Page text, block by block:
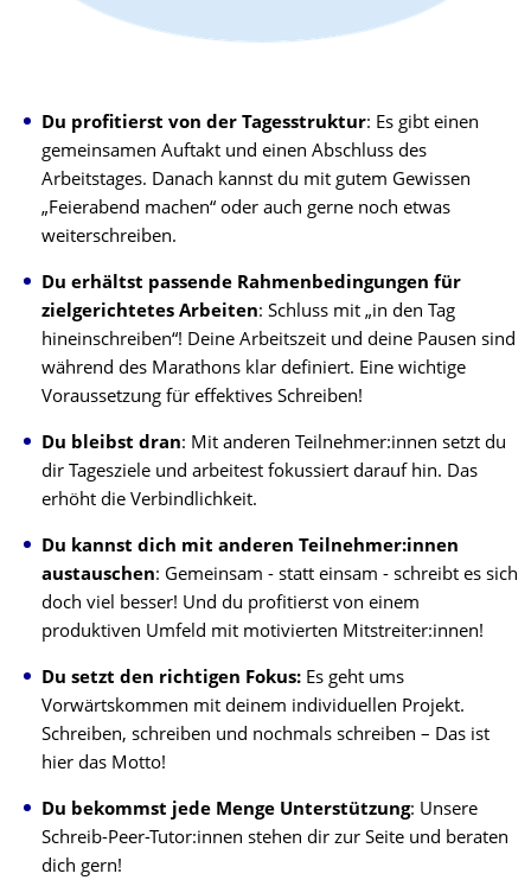
Du profitierst von der Tagesstruktur: Es gibt einen
gemeinsamen Auftakt und einen Abschluss des
Arbeitstages. Danach kannst du mit gutem Gewissen
„Feierabend machen“ oder auch gerne noch etwas
weiterschreiben.
Du erhältst passende Rahmenbedingungen für
zielgerichtetes Arbeiten: Schluss mit „in den Tag
hineinschreiben“! Deine Arbeitszeit und deine Pausen sind
während des Marathons klar definiert. Eine wichtige
Voraussetzung für effektives Schreiben!
Du bleibst dran: Mit anderen Teilnehmer:innen setzt du
dir Tagesziele und arbeitest fokussiert darauf hin. Das
erhöht die Verbindlichkeit.
Du kannst dich mit anderen Teilnehmer:innen
austauschen: Gemeinsam - statt einsam - schreibt es sich
doch viel besser! Und du profitierst von einem
produktiven Umfeld mit motivierten Mitstreiter:innen!
Du setzt den richtigen Fokus: Es geht ums
Vorwärtskommen mit deinem individuellen Projekt.
Schreiben, schreiben und nochmals schreiben – Das ist
hier das Motto!
Du bekommst jede Menge Unterstützung: Unsere
Schreib-Peer-Tutor:innen stehen dir zur Seite und beraten
dich gern!